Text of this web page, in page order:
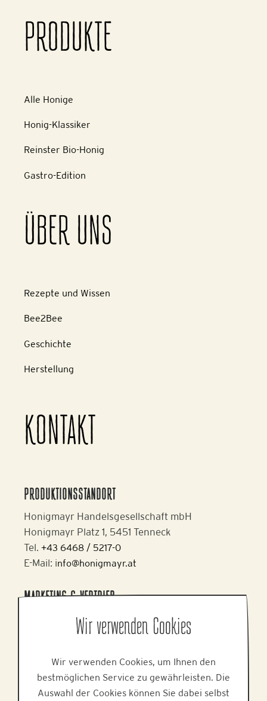
PRODUKTE
Alle Honige
Honig-Klassiker
Reinster Bio-Honig
Gastro-Edition
ÜBER UNS
Rezepte und Wissen
Bee2Bee
Geschichte
Herstellung
KONTAKT
PRODUKTIONSSTANDORT
Honigmayr Handelsgesellschaft mbH
Honigmayr Platz 1, 5451 Tenneck
Tel. +43 6468 / 5217-0
E-Mail: info@honigmayr.at
MARKETING & VERTRIEB
Alpine Brands GmbH & Co KG
Gmundner Staße 27, 4800 Attnang-Puchheim
E-Mail:office@alpinebrands.at
Web:www.alpinebrands.at
Wir verwenden Cookies
Wir verwenden Cookies, um Ihnen den
bestmöglichen Service zu gewährleisten. Die
Auswahl der Cookies können Sie dabei selbst